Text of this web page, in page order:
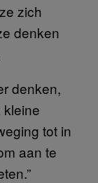
zich
denken
denken,
tot in
aan te